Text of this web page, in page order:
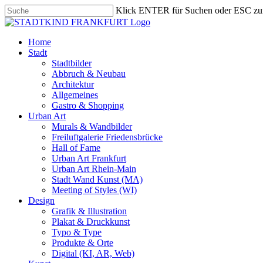
Skip
to
content
Klick ENTER für Suchen oder ESC
Close
search
Menu
Home
Stadt
Stadtbilder
Abbruch & Neubau
Architektur
Allgemeines
Gastro & Shopping
Urban Art
Murals & Wandbilder
Freiluftgalerie Friedensbrücke
Hall of Fame
Urban Art Frankfurt
Urban Art Rhein-Main
Stadt Wand Kunst (MA)
Meeting of Styles (WI)
Design
Grafik & Illustration
Plakat & Druckkunst
Typo & Type
Produkte & Orte
Digital (KI, AR, Web)